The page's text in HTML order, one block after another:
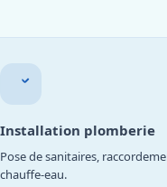
Installation plomberie
Pose de sanitaires,
chauffe-eau.